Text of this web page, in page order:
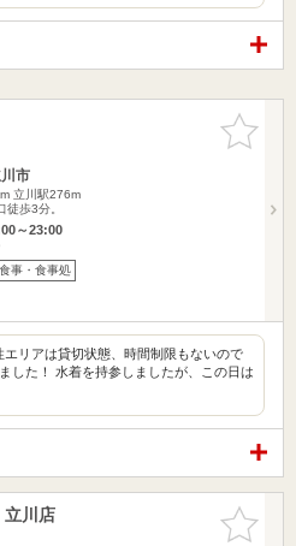
お気に入
りに追加
市
立川駅276m
徒歩3分。
～23:00
事・食事処
エリアは貸切状態、時間制限もないので
した！ 水着を持参しましたが、この日は
お気に入
りに追加
川店